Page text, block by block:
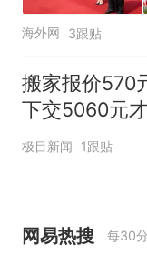
海外网 3跟贴
搬家报价570
下交5060元
女子傻眼了
极目新闻 1跟贴
网易热搜 每30